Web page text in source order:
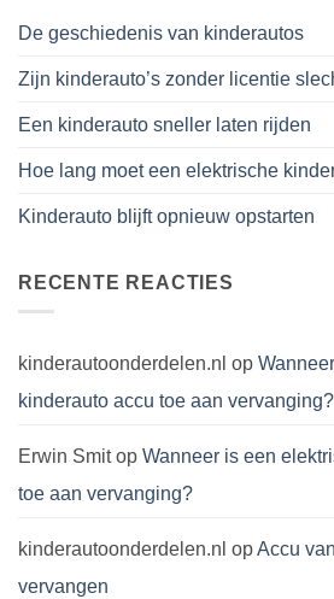
De geschiedenis van kinderautos
Zijn kinderauto’s zonder licentie
Een kinderauto sneller laten rijden
Hoe lang moet een elektrische
Kinderauto blijft opnieuw opstarten
RECENTE REACTIES
kinderautoonderdelen.nl op
kinderauto accu toe aan vervanging?
Erwin Smitop Wanneer is een
toe aan vervanging?
kinderautoonderdelen.nl opAccu
vervangen